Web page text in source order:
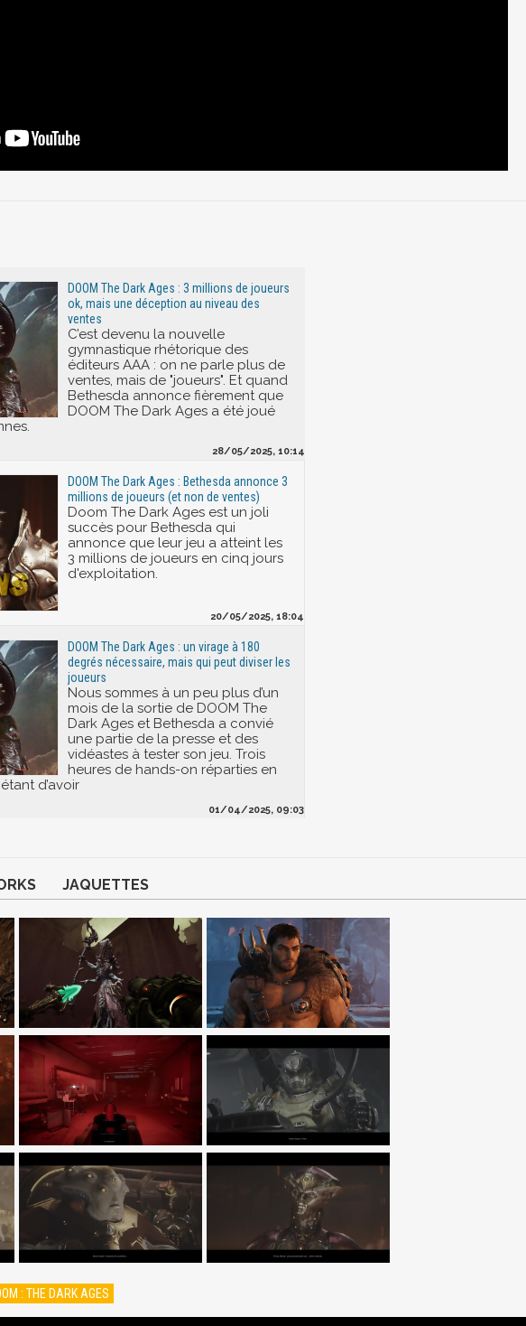
DOOM The Dark Ages : 3 millions de joueurs
ok, mais une déception au niveau des
ventes
C’est devenu la nouvelle
gymnastique rhétorique des
éditeurs AAA : on ne parle plus de
ventes, mais de "joueurs". Et quand
Bethesda annonce fièrement que
DOOM The Dark Ages a été joué
28/05/2025, 10:14
DOOM The Dark Ages : Bethesda annonce 3
millions de joueurs (et non de ventes)
Doom The Dark Ages est un joli
succès pour Bethesda qui
annonce que leur jeu a atteint les
3 millions de joueurs en cinq jours
d'exploitation.
20/05/2025, 18:04
DOOM The Dark Ages : un virage à 180
degrés nécessaire, mais qui peut diviser les
joueurs
Nous sommes à un peu plus d’un
mois de la sortie de DOOM The
Dark Ages et Bethesda a convié
une partie de la presse et des
vidéastes à tester son jeu. Trois
heures de hands-on réparties en
d’avoir
01/04/2025, 09:03
JAQUETTES
: THE DARK AGES